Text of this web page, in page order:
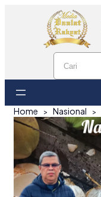
Home Nasional